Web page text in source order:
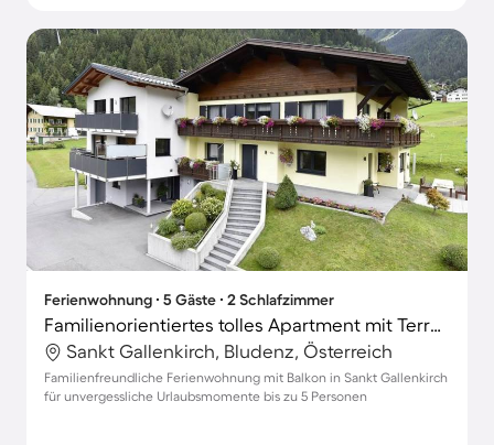
Ferienwohnung ∙ 5 Gäste ∙ 2 Schlafzimmer
Familienorientiertes tolles Apartment mit Terrasse | Skifahren in der Nähe
Sankt Gallenkirch, Bludenz, Österreich
Familienfreundliche Ferienwohnung mit Balkon in Sankt Gallenkirch
für unvergessliche Urlaubsmomente bis zu 5 Personen